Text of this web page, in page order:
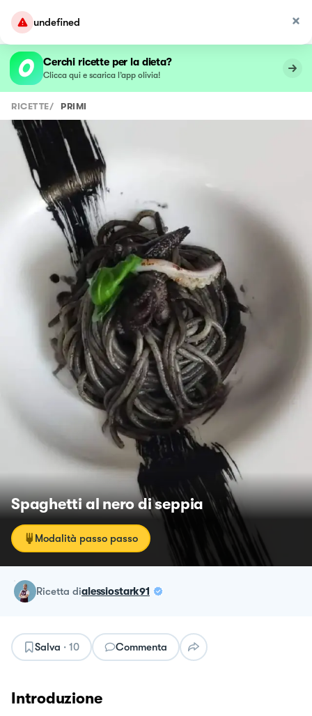
undefined
Cerchi ricette per la dieta?
Clicca qui e scarica l’app olivia!
RICETTE/ PRIMI
Spaghetti al nero di seppia
Modalità passo passo
ricetta dialessiostark91
Salva · 10 Commenta
Introduzione